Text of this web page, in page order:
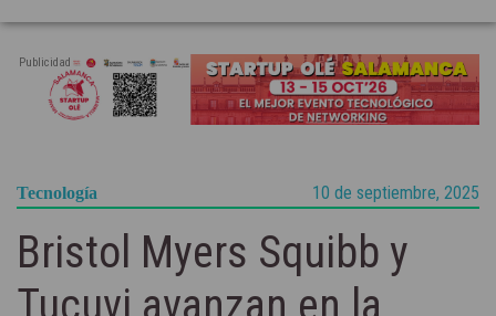
Publicidad
Tecnología 10 de septiembre, 2025
Bristol Myers Squibb y
Tucuvi avanzan en la